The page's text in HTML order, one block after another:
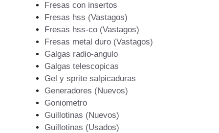
Fresas con insertos
Fresas hss (Vastagos)
Fresas hss-co (Vastagos)
Fresas metal duro (Vastagos)
Galgas radio-angulo
Galgas telescopicas
Gel y sprite salpicaduras
Generadores (Nuevos)
Goniometro
Guillotinas (Nuevos)
Guillotinas (Usados)